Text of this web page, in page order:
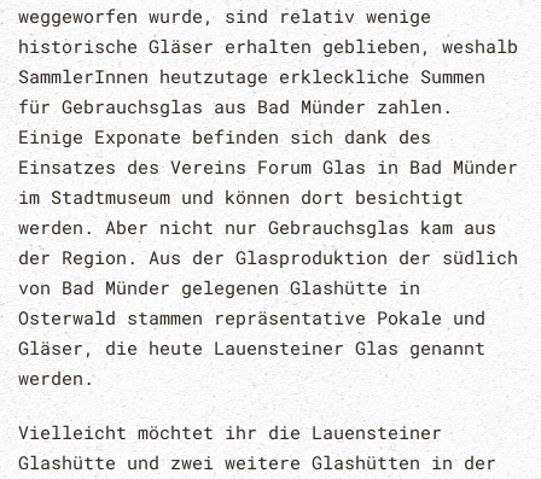
weggeworfen wurde, sind relativ wenige
historische Gläser erhalten geblieben, weshalb
SammlerInnen heutzutage erkleckliche Summen
für Gebrauchsglas aus Bad Münder zahlen.
Einige Exponate befinden sich dank des
Einsatzes des Vereins Forum Glas in Bad Münder
im Stadtmuseum und können dort besichtigt
werden. Aber nicht nur Gebrauchsglas kam aus
der Region. Aus der Glasproduktion der südlich
von Bad Münder gelegenen Glashütte in
Osterwald stammen repräsentative Pokale und
Gläser, die heute Lauensteiner Glas genannt
werden.
Vielleicht möchtet ihr die Lauensteiner
Glashütte und zwei weitere Glashütten in der